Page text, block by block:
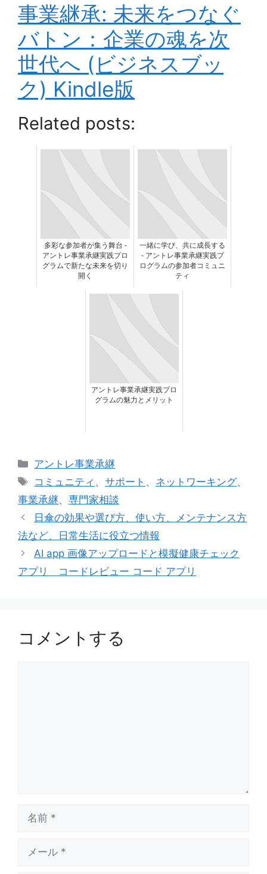
事業継承: 未来をつなぐ
バトン：企業の魂を次
世代へ (ビジネスブッ
ク) Kindle版
Related posts:
多彩な参加者が集う舞台 -
アントレ事業承継実践プロ
グラムで新たな未来を切り
開く
一緒に学び、共に成長する
- アントレ事業承継実践プ
ログラムの参加者コミュニ
ティ
アントレ事業承継実践プロ
グラムの魅力とメリット
カ
リ
ー
アントレ事業承継
タ
グ
コミュニティ 、サポート 、 ネットワーキング、
事業承継、 専門家相談
日傘の効果や選び方、使い方、メンテナンス方
法など、日常生活に役立つ情報
AI app 画像アップロードと模擬健康チェック
アプリ コードレビュー コード アプリ
コメントする